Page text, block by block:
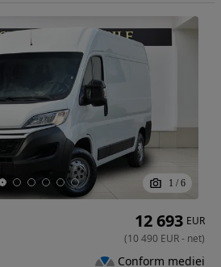
1 / 6
12 693 EUR
(10 490 EUR- net)
Conform mediei